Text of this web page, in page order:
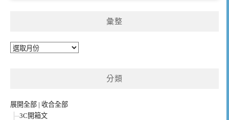
彙整
彙
分類
展開全部 | 收合全部
3C開箱文